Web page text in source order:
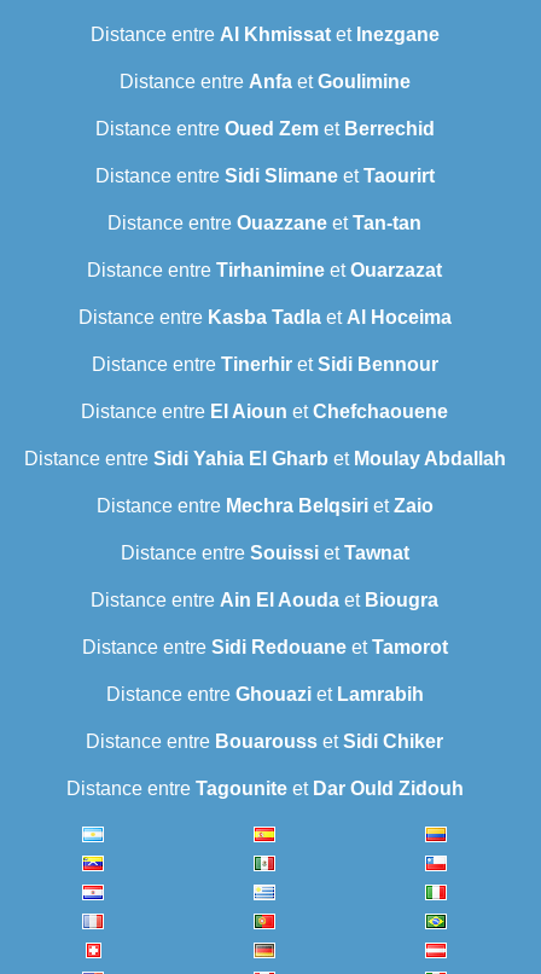
Distance entre Al Khmissatet Inezgane
Distance entre AnfaetGoulimine
Distance entre Oued Zemet Berrechid
Distance entre Sidi SlimaneetTaourirt
Distance entre Ouazzane etTan-tan
Distance entre Tirhanimine etOuarzazat
Distance entre Kasba Tadlaet Al Hoceima
Distance entre TinerhiretSidi Bennour
Distance entre El Aioun etChefchaouene
Distance entre Sidi Yahia El Gharb et Moulay Abdallah
Distance entre Mechra BelqsirietZaio
Distance entre SouissietTawnat
Distance entre Ain El Aouda et Biougra
Distance entre Sidi RedouaneetTamorot
Distance entre Ghouaziet Lamrabih
Distance entre Bouarouss etSidi Chiker
Distance entre Tagouniteet Dar Ould Zidouh